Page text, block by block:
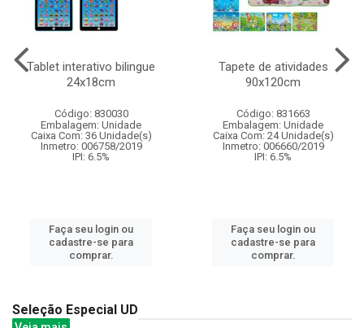
Tablet interativo bilingue
24x18cm
Código: 830030
Embalagem: Unidade
Caixa Com: 36 Unidade(s)
Inmetro: 006758/2019
IPI: 6.5%
Faça seu login ou
cadastre-se para
comprar.
Tapete de atividades
90x120cm
Código: 831663
Embalagem: Unidade
Caixa Com: 24 Unidade(s)
Inmetro: 006660/2019
IPI: 6.5%
Faça seu login ou
cadastre-se para
comprar.
Seleção Especial UD